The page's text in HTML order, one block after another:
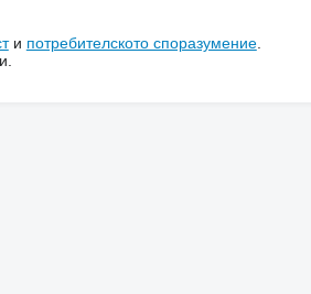
и потребителското споразумение.